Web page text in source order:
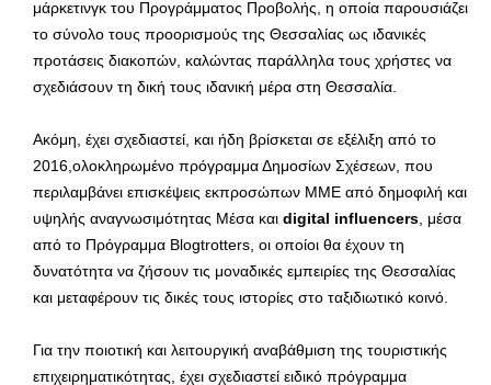
μάρκετινγκ του Προγράμματος Προβολής, η οποία παρουσιάζει
το σύνολο τους προορισμούς της Θεσσαλίας ως ιδανικές
προτάσεις διακοπών, καλώντας παράλληλα τους χρήστες να
σχεδιάσουν τη δική τους ιδανική μέρα στη Θεσσαλία.
Ακόμη, έχει σχεδιαστεί, και ήδη βρίσκεται σε εξέλιξη από το
2016,ολοκληρωμένο πρόγραμμα Δημοσίων Σχέσεων, που
περιλαμβάνει επισκέψεις εκπροσώπων ΜΜΕ από δημοφιλή και
υψηλής αναγνωσιμότητας Μέσα και digital influencers, μέσα
από το Πρόγραμμα Blogtrotters, οι οποίοι θα έχουν τη
δυνατότητα να ζήσουν τις μοναδικές εμπειρίες της Θεσσαλίας
και μεταφέρουν τις δικές τους ιστορίες στο ταξιδιωτικό κοινό.
Για την ποιοτική και λειτουργική αναβάθμιση της τουριστικής
επιχειρηματικότητας, έχει σχεδιαστεί ειδικό πρόγραμμα